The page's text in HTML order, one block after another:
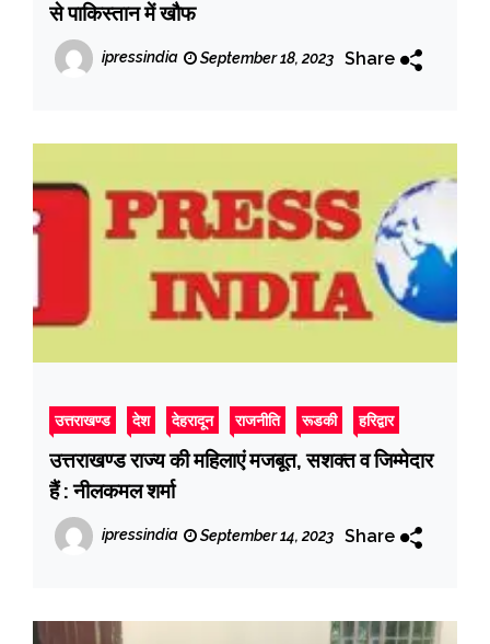
से पाकिस्तान में खौफ
ipressindia September 18, 2023 Share
उत्तराखण्ड देश देहरादून राजनीति रूडकी हरिद्वार
उत्तराखण्ड राज्य की महिलाएं मजबूत, सशक्त व जिम्मेदार
हैं : नीलकमल शर्मा
ipressindia September 14, 2023 Share